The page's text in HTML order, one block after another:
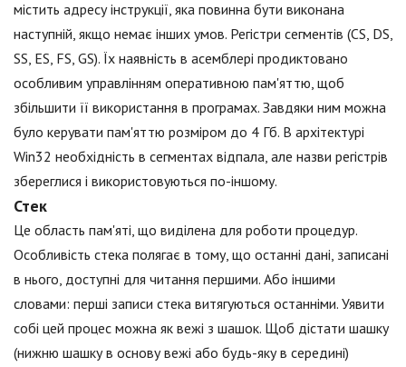
містить адресу інструкції, яка повинна бути виконана
наступній, якщо немає інших умов. Регістри сегментів (CS, DS,
SS, ES, FS, GS). Їх наявність в асемблері продиктовано
особливим управлінням оперативною пам'яттю, щоб
збільшити її використання в програмах. Завдяки ним можна
було керувати пам'яттю розміром до 4 Гб. В архітектурі
Win32 необхідність в сегментах відпала, але назви регістрів
збереглися і використовуються по-іншому.
Стек
Це область пам'яті, що виділена для роботи процедур.
Особливість стека полягає в тому, що останні дані, записані
в нього, доступні для читання першими. Або іншими
словами: перші записи стека витягуються останніми. Уявити
собі цей процес можна як вежі з шашок. Щоб дістати шашку
(нижню шашку в основу вежі або будь-яку в середині)